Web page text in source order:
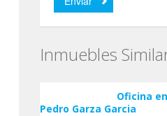
Inmuebles
Oficina
Pedro Garza Garci­a